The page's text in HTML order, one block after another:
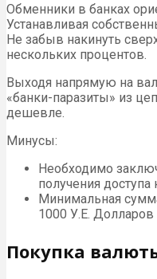
Обменники в банках
Устанавливая
Не забыв накинуть
нескольких процентов.
Выходя напрямую на
«банки-паразиты» из
дешевле.
Минусы:
Необходимо
получения доступа
Минимальная
1000 У.Е. Долларов
Покупка